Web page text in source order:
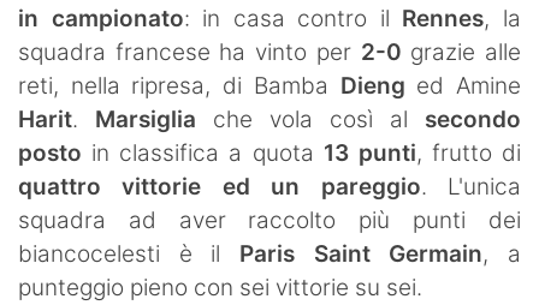
in campionato: in casa contro il Rennes, la
squadra francese ha vinto per 2-0 grazie alle
reti, nella ripresa, di Bamba Dieng ed Amine
Harit. Marsiglia che vola così al secondo
posto in classifica a quota 13 punti, frutto di
quattro vittorie ed un pareggio. L'unica
squadra ad aver raccolto più punti dei
biancocelesti è il Paris Saint Germain, a
punteggio pieno con sei vittorie su sei.